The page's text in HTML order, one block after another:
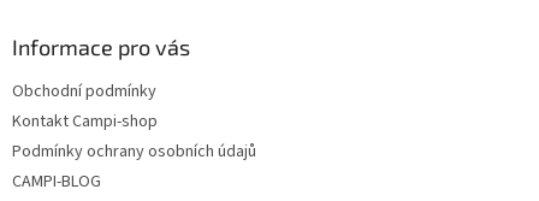
Informace pro vás
Obchodní podmínky
Kontakt Campi-shop
Podmínky ochrany osobních údajů
CAMPI-BLOG